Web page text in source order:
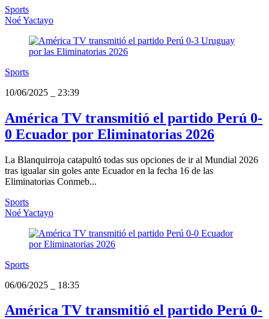
Sports
Noé Yactayo
Sports
10/06/2025
23:39
América TV transmitió el partido Perú 0-
0 Ecuador por Eliminatorias 2026
La Blanquirroja catapultó todas sus opciones de ir al Mundial 2026
tras igualar sin goles ante Ecuador en la fecha 16 de las
Eliminatorias Conmeb...
Sports
Noé Yactayo
Sports
06/06/2025
18:35
América TV transmitió el partido Perú 0-